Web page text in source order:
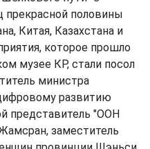
прекрасной половины
Китая, Казахстана и
которое прошло
музее КР, стали посол
министра
развитию
представитель "ООН
заместитель